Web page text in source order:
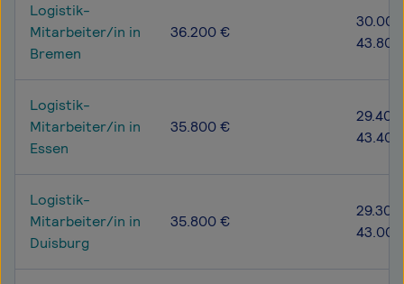
Logistik-
Mitarbeiter/in in
Bremen
36.200 €
Logistik-
Mitarbeiter/in in
Essen
35.800 €
Logistik-
Mitarbeiter/in in
Duisburg
35.800 €